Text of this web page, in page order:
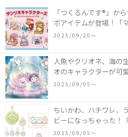
「つくるんです®」か
ボアイテムが登場！「
ん」などミニチュアハ
のメリーゴーランド
付きのウッドパズル2
2025/09/20〜
人魚やクリオネ、海の
オのキャラクターが可
2025～マーメイドファ
ズメント施設「ナム
ン」で開催！
2025/09/05〜
ちいかわ、ハチワレ、
ビーになっちゃった！
ビー)』の催事を全国14
2025/09/05〜